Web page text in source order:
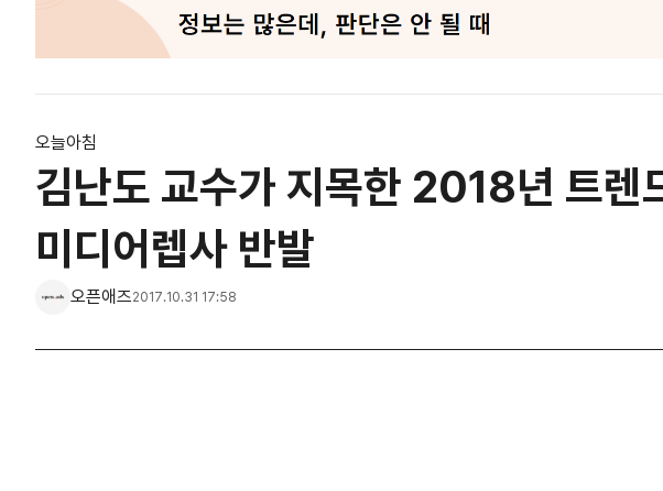
오늘아침
김난도 교수가 지목한 2018년 트렌
미디어렙사 반발
오픈애즈2017.10.31 17:58